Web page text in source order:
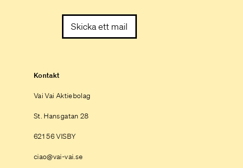
Skicka ett mail
Kontakt
Vai Vai Aktiebolag
St. Hansgatan 28
621 56 VISBY
ciao@vai-vai.se